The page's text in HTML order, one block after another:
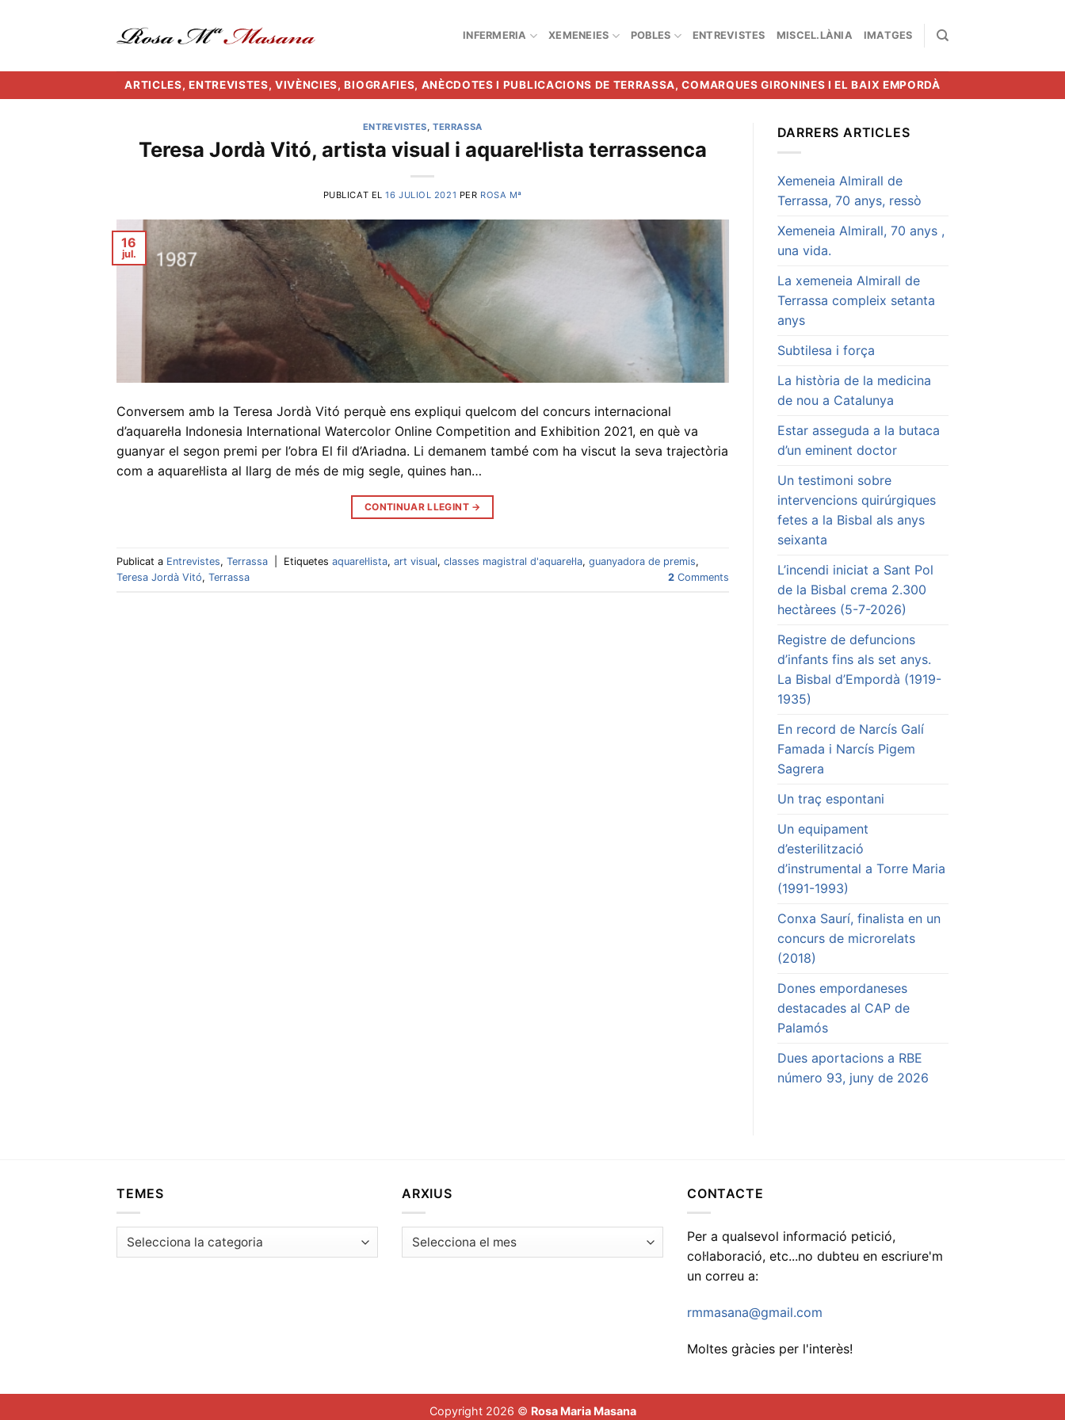
INFERMERIA XEMENEIES POBLES ENTREVISTES MISCEL.LÀNIA IMATGES
ARTICLES, ENTREVISTES, VIVÈNCIES, BIOGRAFIES, ANÈCDOTES I PUBLICACIONS DE TERRASSA, COMARQUES GIRONINES I EL BAIX EMPORDÀ
ENTREVISTES,TERRASSA
Teresa Jordà Vitó, artista visual i aquarel·lista terrassenca
PUBLICAT EL16 JULIOL 2021 PER ROSA Mª
16
jul.
Conversem amb la Teresa Jordà Vitó perquè ens expliqui quelcom del concurs internacional
d’aquarel·la Indonesia International Watercolor Online Competition and Exhibition 2021, en què va
guanyar el segon premi per l’obra El fil d’Ariadna. Li demanem també com ha viscut la seva trajectòria
com a aquarel·lista al llarg de més de mig segle, quines han…
CONTINUAR LLEGINT →
Publicat a Entrevistes, Terrassa Etiquetes aquarel·lista, art visual, classes magistral d'aquarel·la, guanyadora de premis,
Teresa Jordà Vitó, Terrassa 2Comments
DARRERS ARTICLES
Xemeneia Almirall de
Terrassa, 70 anys, ressò
Xemeneia Almirall, 70 anys ,
una vida.
La xemeneia Almirall de
Terrassa compleix setanta
anys
Subtilesa i força
La història de la medicina
de nou a Catalunya
Estar asseguda a la butaca
d’un eminent doctor
Un testimoni sobre
intervencions quirúrgiques
fetes a la Bisbal als anys
seixanta
L’incendi iniciat a Sant Pol
de la Bisbal crema 2.300
hectàrees (5-7-2026)
Registre de defuncions
d’infants fins als set anys.
La Bisbal d’Empordà (1919-
1935)
En record de Narcís Galí
Famada i Narcís Pigem
Sagrera
Un traç espontani
Un equipament
d’esterilització
d’instrumental a Torre Maria
(1991-1993)
Conxa Saurí, finalista en un
concurs de microrelats
(2018)
Dones empordaneses
destacades al CAP de
Palamós
Dues aportacions a RBE
número 93, juny de 2026
TEMES
Temes
ARXIUS
Arxius
CONTACTE
Per a qualsevol informació petició,
col·laboració, etc...no dubteu en escriure'm
un correu a:
rmmasana@gmail.com
Moltes gràcies per l'interès!
Copyright 2026 © Rosa Maria Masana